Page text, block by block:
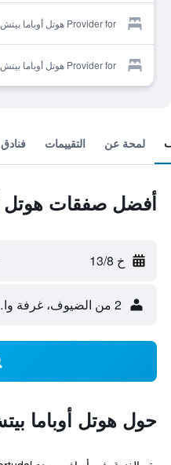
Provider for هوتل أوباما بيتش
Provider for هوتل أوباما بيتش
لمحة عن التقييمات
أفضل صفقات هوتل
خ 13/8
2 من الضيوف، غرفة واحدة
حول هوتل أوباما